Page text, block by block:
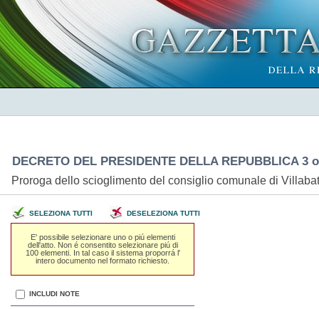
DECRETO DEL PRESIDENTE DELLA REPUBBLICA 3
Proroga dello scioglimento del consiglio comunale di
SELEZIONA TUTTI DESELEZIONA TUTTI
E' possibile selezionare uno o piú elementi
dell'atto. Non é consentito selezionare piú di
100 elementi. In tal caso il sistema proporrá l'
intero documento nel formato richiesto.
INCLUDI NOTE